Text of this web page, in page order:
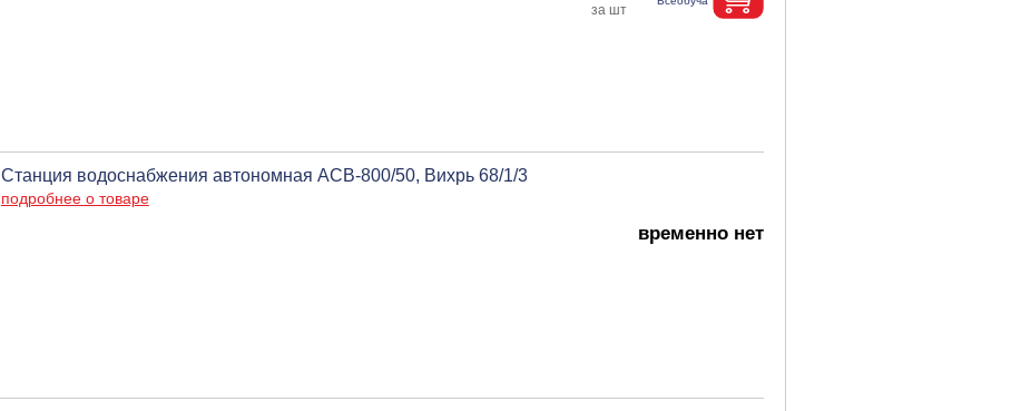
Станция водоснабжения автономная АСВ-800/50, Вихрь 68/1/3
подробнее о товаре
временно нет